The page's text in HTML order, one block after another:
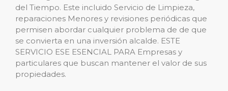
del Tiempo. Este incluido Servicio de Limpieza,
reparaciones Menores y revisiones periódicas que
permisen abordar cualquier problema de de que
se convierta en una inversión alcalde. ESTE
SERVICIO ESE ESENCIAL PARA Empresas y
particulares que buscan mantener el valor de sus
propiedades.